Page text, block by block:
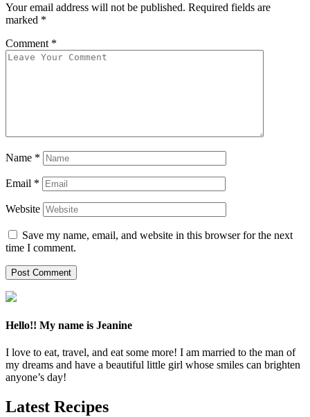
Your email address will not be published. Required fields are
marked *
Comment *
Name *
Email *
Website
Save my name, email, and website in this browser for the next
time I comment.
Hello!! My name is Jeanine
I love to eat, travel, and eat some more! I am married to the man of
my dreams and have a beautiful little girl whose smiles can brighten
anyone’s day!
Latest Recipes